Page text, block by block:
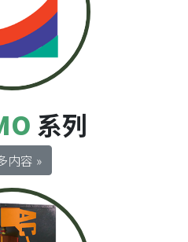
系列
内容 »